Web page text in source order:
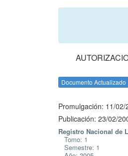
Documento Actualizado
Promulgación: 11/02/
Publicación: 23/02/
Registro Nacional de
Tomo: 1
Semestre: 1